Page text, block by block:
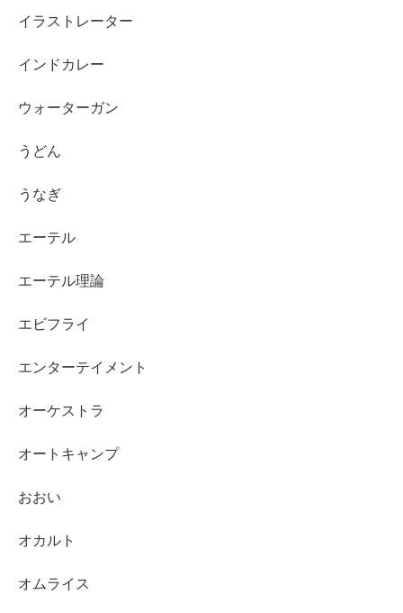
イラストレーター
インドカレー
ウォーターガン
うどん
うなぎ
エーテル
エーテル理論
エビフライ
エンターテイメント
オーケストラ
オートキャンプ
おおい
オカルト
オムライス